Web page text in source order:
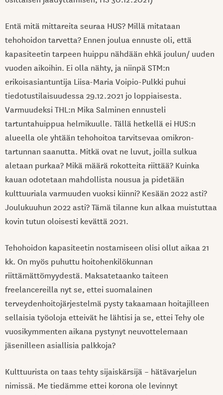
Entä mitä mittareita seuraa HUS? Millä mitataan
tehohoidon tarvetta? Ennen joulua ennuste oli, että
kapasiteetin tarpeen huippu nähdään ehkä joulun/ uuden
vuoden aikoihin. Ei olla nähty, ja niinpä STM:n
erikoisasiantuntija Liisa-Maria Voipio-Pulkki puhui
tiedotustilaisuudessa 29.12.2021 jo loppiaisesta.
Varmuudeksi THL:n Mika Salminen ennusteli
tartuntahuippua helmikuulle. Tällä hetkellä ei HUS:n
alueella ole yhtään tehohoitoa tarvitsevaa omikron-
tartunnan saanutta. Mitkä ovat ne luvut, joilla sulkua
aletaan purkaa? Mikä määrä rokotteita riittää? Kuinka
kauan odotetaan mahdollista nousua ja pidetään
kulttuuriala varmuuden vuoksi kiinni? Kesään 2022 asti?
Joulukuuhun 2022 asti? Tämä tilanne kun alkaa muistuttaa
kovin tutun oloisesti kevättä 2021.
Tehohoidon kapasiteetin nostamiseen olisi ollut aikaa 21
kk. On myös puhuttu hoitohenkilökunnan
riittämättömyydestä. Maksatetaanko taiteen
freelancereilla nyt se, ettei suomalainen
terveydenhoitojärjestelmä pysty takaamaan hoitajilleen
sellaisia työoloja etteivät he lähtisi ja se, ettei Tehy ole
vuosikymmenten aikana pystynyt neuvottelemaan
jäsenilleen asiallisia palkkoja?
Kulttuurista on taas tehty sijaiskärsijä – hätävarjelun
nimissä. Me tiedämme ettei korona ole levinnyt